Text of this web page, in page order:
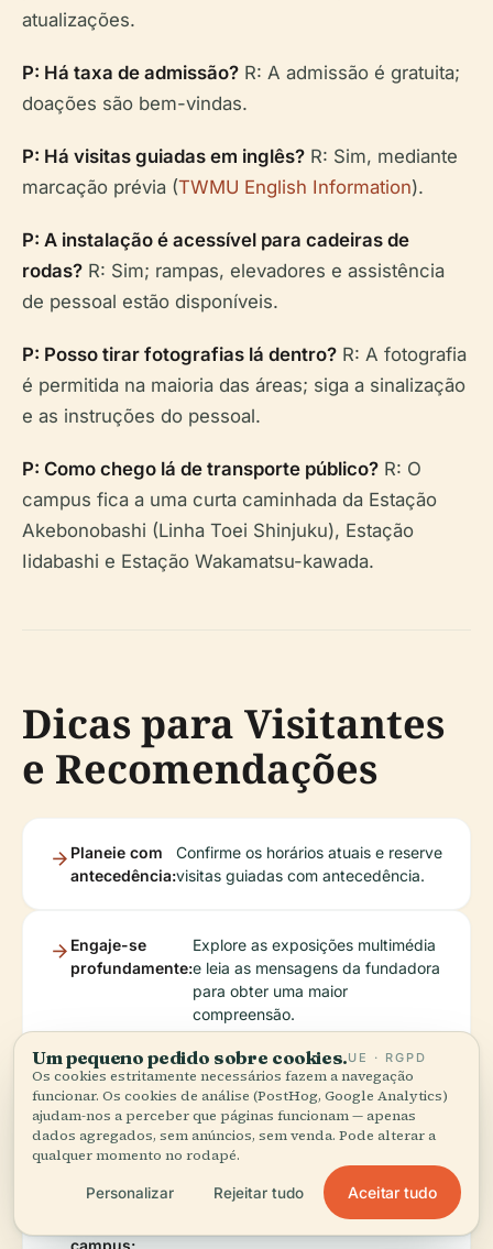
atualizações.
P: Há taxa de admissão? R: A admissão é gratuita;
doações são bem-vindas.
P: Há visitas guiadas em inglês? R: Sim, mediante
marcação prévia (TWMU English Information).
P: A instalação é acessível para cadeiras de
rodas? R: Sim; rampas, elevadores e assistência
de pessoal estão disponíveis.
P: Posso tirar fotografias lá dentro? R: A fotografia
é permitida na maioria das áreas; siga a sinalização
e as instruções do pessoal.
P: Como chego lá de transporte público? R: O
campus fica a uma curta caminhada da Estação
Akebonobashi (Linha Toei Shinjuku), Estação
Iidabashi e Estação Wakamatsu-kawada.
Dicas para Visitantes
e Recomendações
Planeie com
antecedência:
Confirme os horários atuais e reserve
visitas guiadas com antecedência.
Engaje-se
profundamente:
Explore as exposições multimédia
e leia as mensagens da fundadora
para obter uma maior
compreensão.
Explore
a área:
Combine sua visita com passeios a outros
locais históricos e culturais em Shinjuku.
etiqueta
campus:
Mantenha o silêncio, siga as regras de
fotografia e evite levar malas grandes
ou comida para as áreas de exposição.
Um pequeno pedido sobre cookies.UE · RGPD
Os cookies estritamente necessários fazem a navegação
funcionar. Os cookies de análise (PostHog, Google Analytics)
ajudam-nos a perceber que páginas funcionam — apenas
dados agregados, sem anúncios, sem venda. Pode alterar a
qualquer momento no rodapé.
Personalizar Rejeitar tudo Aceitar tudo